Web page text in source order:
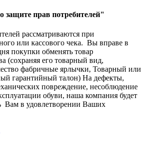
защите прав потребителей"
рассматриваются при
или кассового чека. Вы вправе в
покупки обменять товар
(сохраняя его товарный вид,
фабричные ярлычки, Товарный или
гарантийный талон) На дефекты,
повреждение, несоблюдение
обуви, наша компания будет
Вам в удовлетворении Ваших